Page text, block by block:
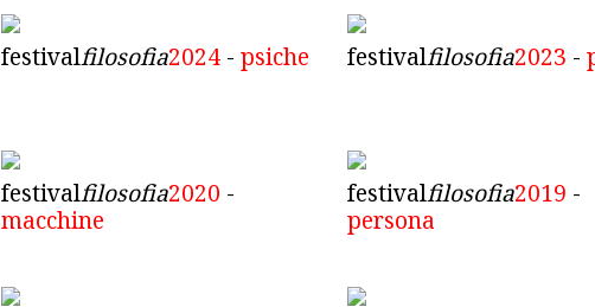
festivalfilosofia2024- psiche festivalfilosofia2023 -
festivalfilosofia2020 -
macchine
festivalfilosofia2019 -
persona